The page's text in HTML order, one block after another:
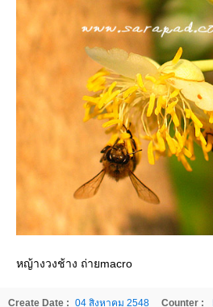
หญ้างวงช้าง ถ่ายmacro
Create Date : 04 สิงหาคม 2548 Counter :